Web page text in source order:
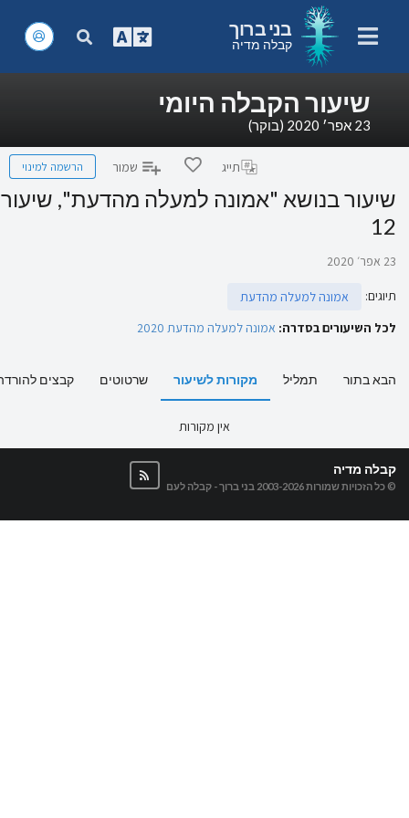
בני ברוך
קבלה מדיה
שיעור הקבלה היומי
23 אפר׳ 2020 (בוקר)
תייג שמור הרשמה למינוי
שיעור בנושא "אמונה למעלה מהדעת", שיעור
12
23 אפר׳ 2020
תיוגים:
אמונה למעלה מהדעת
לכל השיעורים בסדרה: אמונה למעלה מהדעת 2020
הבא בתור תמליל מקורות לשיעור שרטוטים קבצים
אין מקורות
קבלה מדיה
© כל הזכויות שמורות 2003-2026 בני ברוך - קבלה לעם